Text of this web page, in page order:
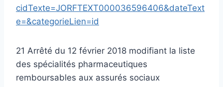
cidTexte=JORFTEXT000036596406&dateText
e=&categorieLien=id
21 Arrêté du 12 février 2018 modifiant la liste
des spécialités pharmaceutiques
remboursables aux assurés sociaux